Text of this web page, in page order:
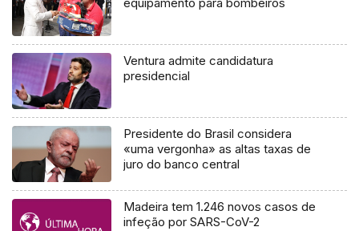
equipamento para bombeiros
Ventura admite candidatura
presidencial
Presidente do Brasil considera
«uma vergonha» as altas taxas de
juro do banco central
Madeira tem 1.246 novos casos de
infeção por SARS-CoV-2